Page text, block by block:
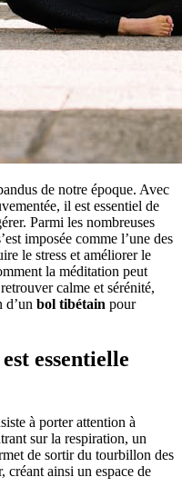
de notre époque. Avec
il est essentiel de
Parmi les nombreuses
imposée comme l’une des
le stress et améliorer le
la méditation peut
calme et sérénité,
d’un bol tibétain pour
essentielle
à porter attention à
sur la respiration, un
de sortir du tourbillon des
créant ainsi un espace de